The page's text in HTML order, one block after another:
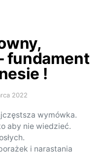
fundament
!
on
2022
wymówka.
aby nie wiedzieć.
i narastania